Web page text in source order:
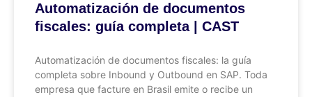
Automatización de documentos
fiscales: guía completa | CAST
Automatización de documentos fiscales: la guía
completa sobre Inbound y Outbound en SAP. Toda
empresa que facture en Brasil emite o recibe un